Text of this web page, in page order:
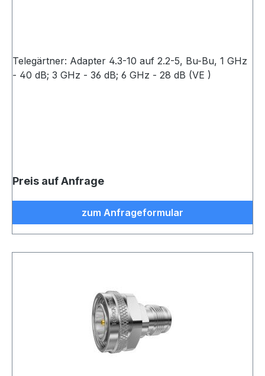
Telegärtner: Adapter 4.3-10 auf 2.2-5, Bu-Bu, 1 GHz
- 40 dB; 3 GHz - 36 dB; 6 GHz - 28 dB (VE )
Preis auf Anfrage
zum Anfrageformular